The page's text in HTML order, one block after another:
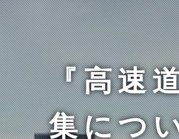
『高速
集につ